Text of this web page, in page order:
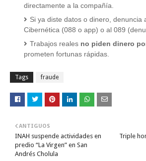
directamente a la compañía.
Si ya diste datos o dinero, denuncia
Cibernética (088 o app) o al 089
Trabajos reales no piden dinero
prometen fortunas rápidas.
Tags fraude
Triple
ANTIGUOS
INAH suspende actividades en
predio “La Virgen” en San
Andrés Cholula